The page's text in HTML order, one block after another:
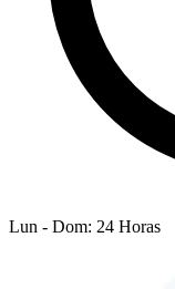
Lun - Dom: 24 Horas